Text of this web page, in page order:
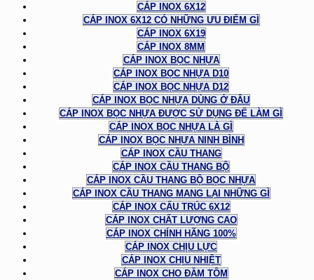
CÁP INOX 6X12
CÁP INOX 6X12 CÓ NHỮNG ƯU ĐIỂM GÌ
CÁP INOX 6X19
CÁP INOX 8MM
CÁP INOX BỌC NHỰA
CÁP INOX BỌC NHỰA D10
CÁP INOX BỌC NHỰA D12
CÁP INOX BỌC NHỰA DÙNG Ở ĐÂU
CÁP INOX BỌC NHỰA ĐƯỢC SỬ DỤNG ĐỂ LÀM GÌ
CÁP INOX BỌC NHỰA LÀ GÌ
CÁP INOX BỌC NHỰA NINH BÌNH
CÁP INOX CẦU THANG
CÁP INOX CẦU THANG BỘ
CÁP INOX CẦU THANG BỘ BỌC NHỰA
CÁP INOX CẦU THANG MANG LẠI NHỮNG GÌ
CÁP INOX CẤU TRÚC 6X12
CÁP INOX CHẤT LƯỢNG CAO
CÁP INOX CHÍNH HÃNG 100%
CÁP INOX CHỊU LỰC
CÁP INOX CHỊU NHIỆT
CÁP INOX CHO ĐẦM TÔM